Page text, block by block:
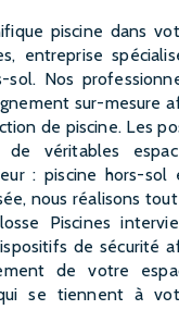
entreprise
Nos
sur-mesure
de piscine. Les
véritables
: piscine hors-sol
nous réalisons
Piscines
de sécurité
de votre
se tiennent à